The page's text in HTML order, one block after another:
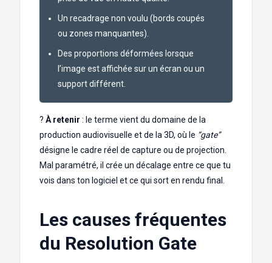
Un recadrage non voulu (bords coupés
ou zones manquantes).
Des proportions déformées lorsque
l’image est affichée sur un écran ou un
support différent.
? À retenir : le terme vient du domaine de la
production audiovisuelle et de la 3D, où le “gate”
désigne le cadre réel de capture ou de projection.
Mal paramétré, il crée un décalage entre ce que tu
vois dans ton logiciel et ce qui sort en rendu final.
Les causes fréquentes
du Resolution Gate